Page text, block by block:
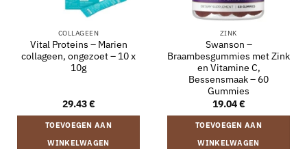
COLLAGEEN
Vital Proteins – Marien
collageen, ongezoet – 10 x
10g
29.43€
TOEVOEGEN AAN
WINKELWAGEN
ZINK
Swanson –
Braambesgummies met Zink
en Vitamine C,
Bessensmaak – 60
Gummies
19.04€
TOEVOEGEN AAN
WINKELWAGEN